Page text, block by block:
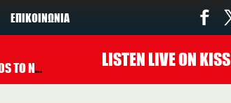
ΕΠΙΚΟΙΝΩΝΊΑ
KISS MUSIC NON STOP, ΜΕ 55 ΛΕΠΤΑ 90S TO NOW ΚΑΘΕ ΩΡΑ
00:00 - 07:00
LISTEN LIVEON KISS